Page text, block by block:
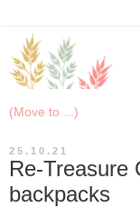
25.10.21
Re-Treasure
backpacks